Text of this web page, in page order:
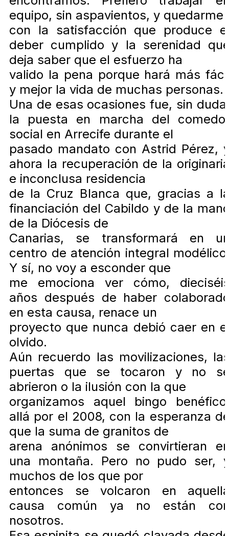
equipo, sin aspavientos, y quedarme
con la satisfacción que produce
deber cumplido y la serenidad
deja saber que el esfuerzo ha
valido la pena porque hará más
y mejor la vida de muchas personas.
Una de esas ocasiones fue, sin
la puesta en marcha del
social en Arrecife durante el
pasado mandato con Astrid Pérez,
ahora la recuperación de la
e inconclusa residencia
de la Cruz Blanca que, gracias a
financiación del Cabildo y de la
de la Diócesis de
Canarias, se transformará en
centro de atención integral
Y sí, no voy a esconder que
me emociona ver cómo,
años después de haber
en esta causa, renace un
proyecto que nunca debió caer en
olvido.
Aún recuerdo las movilizaciones,
puertas que se tocaron y no
abrieron o la ilusión con la que
organizamos aquel bingo
allá por el 2008, con la esperanza
que la suma de granitos de
arena anónimos se convirtieran
una montaña. Pero no pudo ser,
muchos de los que por
entonces se volcaron en
causa común ya no están
nosotros.